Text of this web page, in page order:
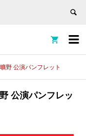


野 公演パンフレット
公演パンフレッ